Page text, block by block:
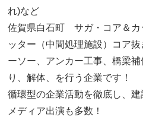
れ)など
佐賀県白石町 サガ・コア＆カ
ッター（中間処理施設）コア
ーソー、アンカー工事、橋梁
り、解体、を行う企業です！
循環型の企業活動を徹底し、
メディア出演も多数！